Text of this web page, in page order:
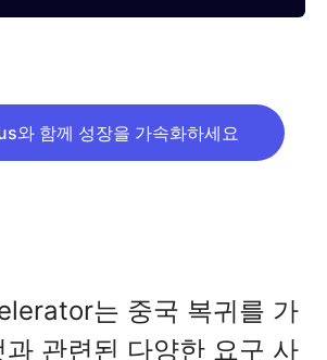
와 함께 성장을 가속화하세요
는 중국 복귀를 가
관련된 다양한 요구 사